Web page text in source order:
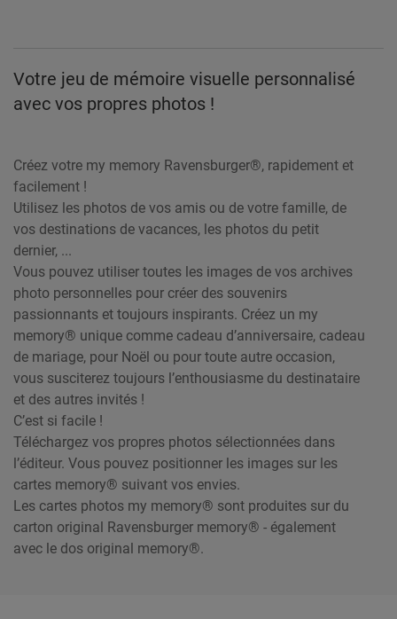
Votre jeu de mémoire visuelle personnalisé
avec vos propres photos !
Créez votre my memory Ravensburger®, rapidement et
facilement !
Utilisez les photos de vos amis ou de votre famille, de
vos destinations de vacances, les photos du petit
dernier, ...
Vous pouvez utiliser toutes les images de vos archives
photo personnelles pour créer des souvenirs
passionnants et toujours inspirants. Créez un my
memory® unique comme cadeau d’anniversaire, cadeau
de mariage, pour Noël ou pour toute autre occasion,
vous susciterez toujours l’enthousiasme du destinataire
et des autres invités !
C’est si facile !
Téléchargez vos propres photos sélectionnées dans
l’éditeur. Vous pouvez positionner les images sur les
cartes memory® suivant vos envies.
Les cartes photos my memory® sont produites sur du
carton original Ravensburger memory® - également
avec le dos original memory®.